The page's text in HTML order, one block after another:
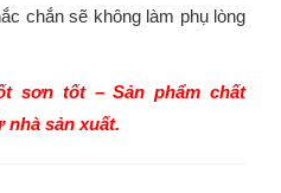
chắn sẽ không làm phụ lòng
sơn tốt –Sản phẩm chất
nhà sản xuất.